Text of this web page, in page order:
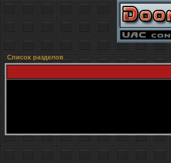
Список разделов